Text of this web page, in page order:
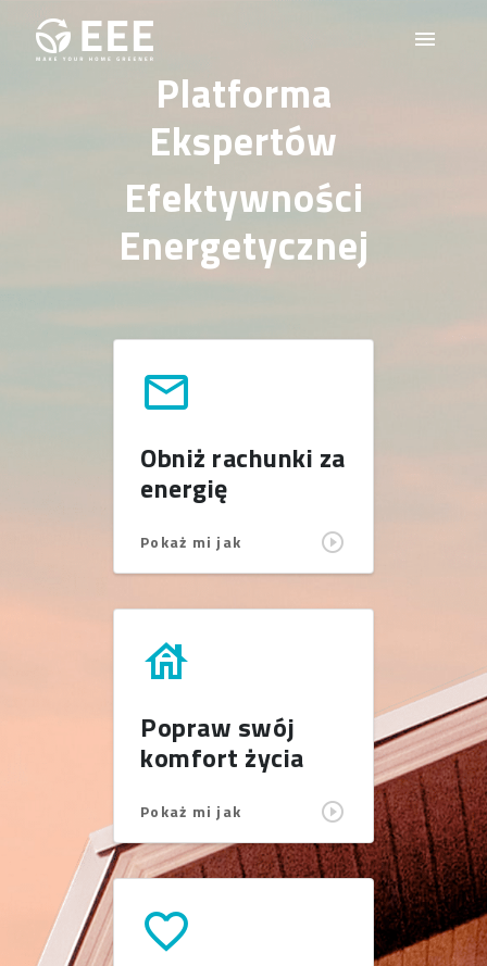
Przejdź do treści
menu
Platforma
Ekspertów
Efektywności
Energetycznej
mail
Obniż rachunki za
energię
Pokaż mi jak
house
Popraw swój
komfort życia
Pokaż mi jak
favorite_border